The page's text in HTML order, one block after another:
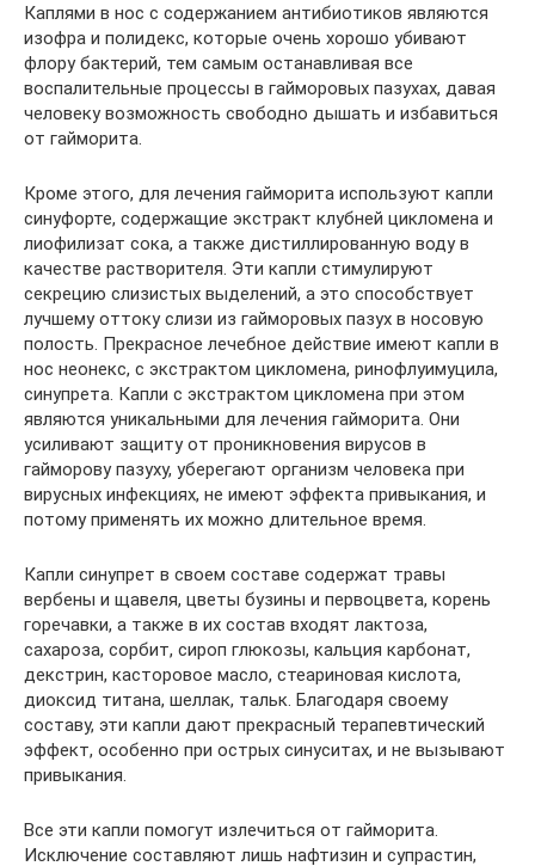
Каплями в нос с содержанием антибиотиков являются
изофра и полидекс, которые очень хорошо убивают
флору бактерий, тем самым останавливая все
воспалительные процессы в гайморовых пазухах, давая
человеку возможность свободно дышать и избавиться
от гайморита.
Кроме этого, для лечения гайморита используют капли
синуфорте, содержащие экстракт клубней цикломена и
лиофилизат сока, а также дистиллированную воду в
качестве растворителя. Эти капли стимулируют
секрецию слизистых выделений, а это способствует
лучшему оттоку слизи из гайморовых пазух в носовую
полость. Прекрасное лечебное действие имеют капли в
нос неонекс, с экстрактом цикломена, ринофлуимуцила,
синупрета. Капли с экстрактом цикломена при этом
являются уникальными для лечения гайморита. Они
усиливают защиту от проникновения вирусов в
гайморову пазуху, уберегают организм человека при
вирусных инфекциях, не имеют эффекта привыкания, и
потому применять их можно длительное время.
Капли синупрет в своем составе содержат травы
вербены и щавеля, цветы бузины и первоцвета, корень
горечавки, а также в их состав входят лактоза,
сахароза, сорбит, сироп глюкозы, кальция карбонат,
декстрин, касторовое масло, стеариновая кислота,
диоксид титана, шеллак, тальк. Благодаря своему
составу, эти капли дают прекрасный терапевтический
эффект, особенно при острых синуситах, и не вызывают
привыкания.
Все эти капли помогут излечиться от гайморита.
Исключение составляют лишь нафтизин и супрастин,